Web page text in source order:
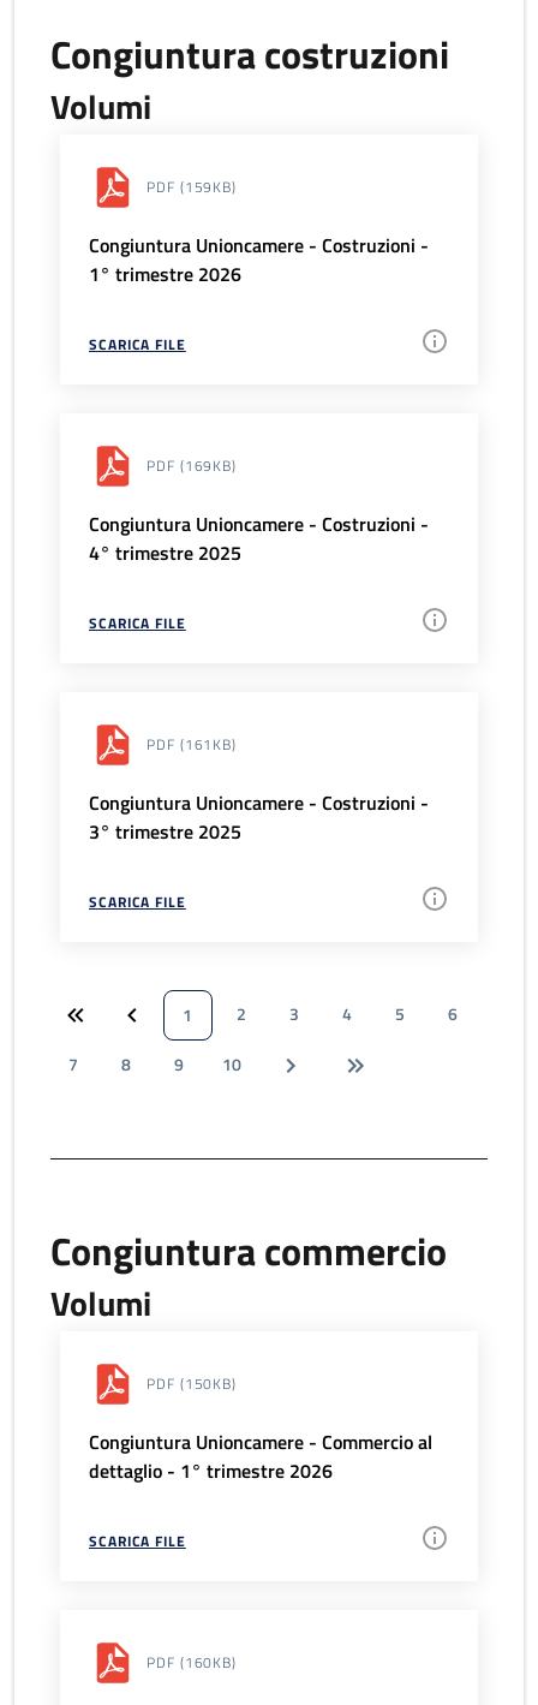
Congiuntura costruzioni
Volumi
PDF (159KB)
Congiuntura Unioncamere - Costruzioni -
1° trimestre 2026
SCARICA FILE
PDF (169KB)
Congiuntura Unioncamere - Costruzioni -
4° trimestre 2025
SCARICA FILE
PDF (161KB)
Congiuntura Unioncamere - Costruzioni -
3° trimestre 2025
SCARICA FILE
1 2 3 4 5
6
7
8 9 10
Congiuntura commercio
Volumi
PDF (150KB)
Congiuntura Unioncamere - Commercio al
dettaglio - 1° trimestre 2026
SCARICA FILE
PDF (160KB)